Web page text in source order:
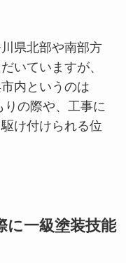
県北部や南部方
いていますが、
内というのは
の際や、工事に
け付けられる位
に一級塗装技能